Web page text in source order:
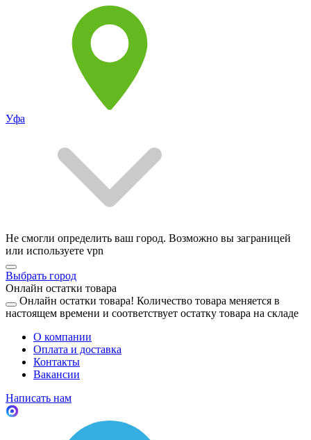
Уфа
Не смогли определить ваш город. Возможно вы заграницей
или используете vpn
Выбрать город
Онлайн остатки товара
Онлайн остатки товара! Количество товара меняется в
настоящем времени и соответствует остатку товара на складе
О компании
Оплата и доставка
Контакты
Вакансии
Написать нам